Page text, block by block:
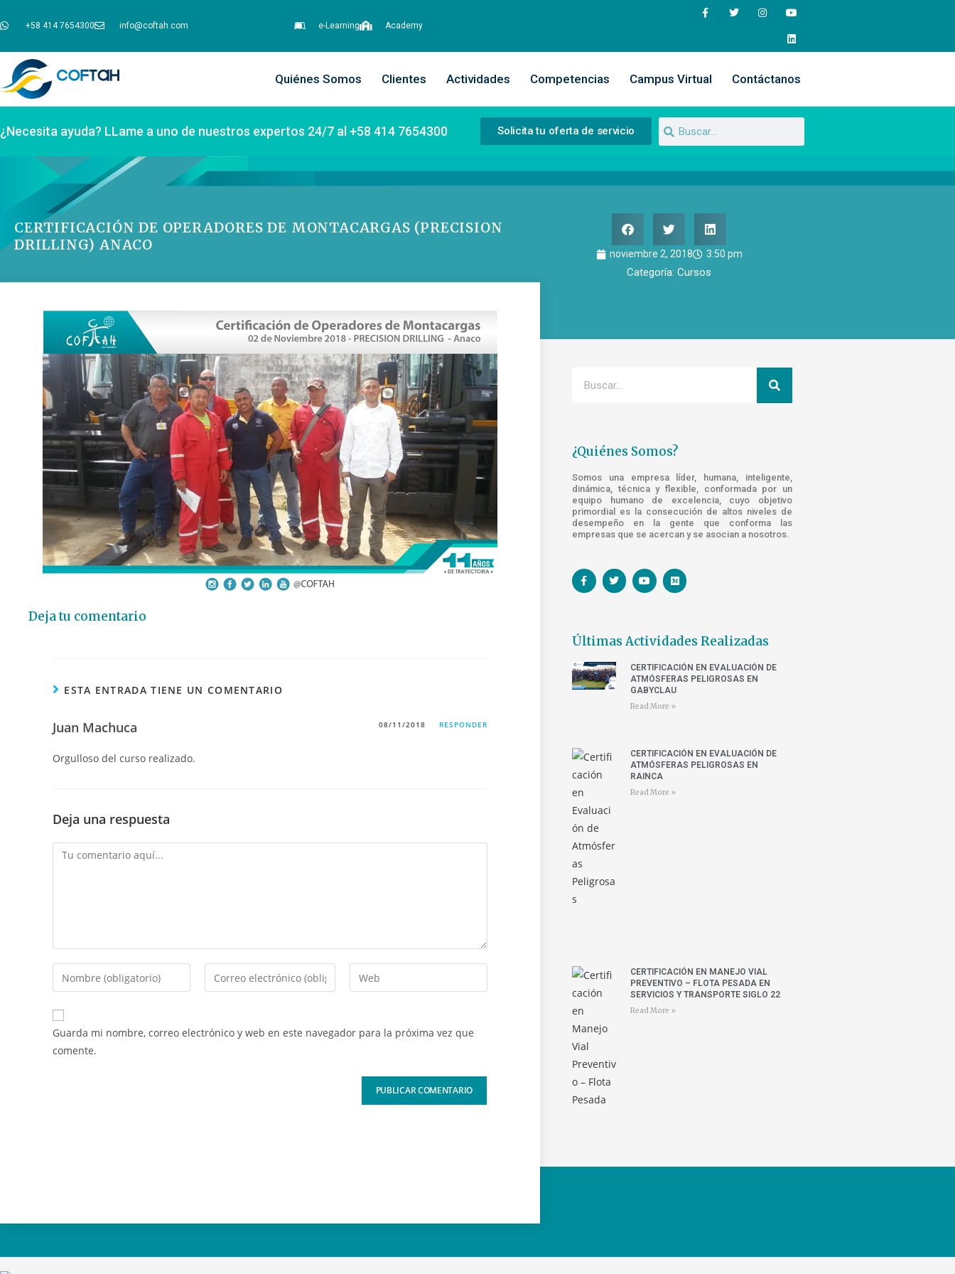
+58 414 7654300 info@coftah.com e-Learning Academy
Quiénes Somos Clientes Actividades Competencias Campus Virtual Contáctanos
¿Necesita ayuda? LLame a uno de nuestros expertos 24/7 al +58 414 7654300 Solicita tu oferta de servicio
CERTIFICACIÓN DE OPERADORES DE MONTACARGAS (PRECISION
DRILLING) ANACO
noviembre 2, 2018 3:50 pm
Categoría:Cursos
Deja tu comentario
ESTA ENTRADA TIENE UN COMENTARIO
Juan Machuca 08/11/2018 RESPONDER
Orgulloso del curso realizado.
Deja una respuesta
Guarda mi nombre, correo electrónico y web en este navegador para la próxima vez que
comente.
¿Quiénes Somos?
Somos una empresa líder, humana, inteligente,
dinámica, técnica y flexible, conformada por un
equipo humano de excelencia, cuyo objetivo
primordial es la consecución de altos niveles de
desempeño en la gente que conforma las
empresas que se acercan y se asocian a nosotros.
Últimas Actividades Realizadas
CERTIFICACIÓN EN EVALUACIÓN DE
ATMÓSFERAS PELIGROSAS EN
GABYCLAU
Read More »
CERTIFICACIÓN EN EVALUACIÓN DE
ATMÓSFERAS PELIGROSAS EN
RAINCA
Read More »
CERTIFICACIÓN EN MANEJO VIAL
PREVENTIVO – FLOTA PESADA EN
SERVICIOS Y TRANSPORTE SIGLO 22
Read More »